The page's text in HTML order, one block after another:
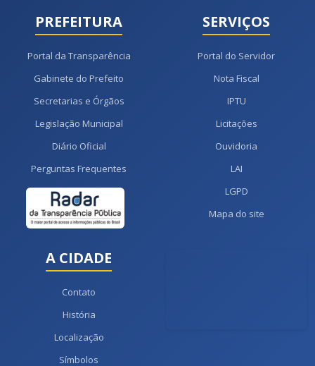
PREFEITURA
Portal da Transparência
Gabinete do Prefeito
Secretarias e Órgãos
Legislação Municipal
Diário Oficial
Perguntas Frequentes
SERVIÇOS
Portal do Servidor
Nota Fiscal
IPTU
Licitações
Ouvidoria
LAI
LGPD
Mapa do site
A CIDADE
Contato
História
Localização
Símbolos